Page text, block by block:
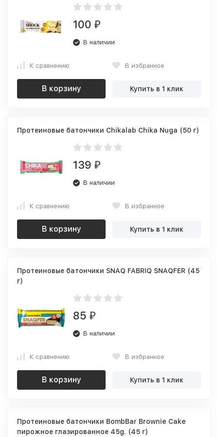
100 ₽
В наличии
К сравнению В избранное
В корзину Купить в 1 клик
Протеиновые батончики Chikalab Chika Nuga (50 г)
139 ₽
В наличии
К сравнению В избранное
В корзину Купить в 1 клик
Протеиновые батончики SNAQ FABRIQ SNAQFER (45
г)
85 ₽
В наличии
К сравнению В избранное
В корзину Купить в 1 клик
Протеиновые батончики BombBar Brownie Cake
пирожное глазированное 45g. (45 г)